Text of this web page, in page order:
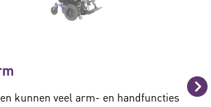
kunnen veel arm- en handfuncties